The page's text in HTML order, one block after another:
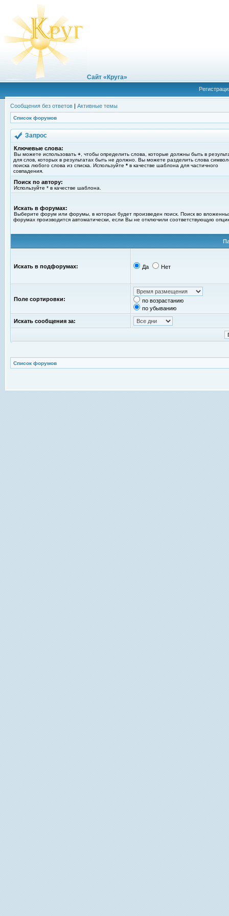
Сайт «Круга»
Сообщения без ответов | Активные темы
Список форумов
Запрос
Ключевые слова:
Вы можете использовать + , чтобы определить слова, которые должны быть в
для слов, которых в результатах быть не должно. Вы можете разделить слова
поиска любого слова из списка. Используйте * в качестве шаблона для частичного
совпадения.
Поиск по автору:
Используйте * в качестве шаблона.
Искать в форумах:
Выберите форум или форумы, в которых будет произведен поиск. Поиск во
форумах производится автоматически, если Вы не отключили соответствующую
Искать в подфорумах: Да Нет
Поле сортировки:
по возрастанию
по убыванию
Искать сообщения за:
Список форумов